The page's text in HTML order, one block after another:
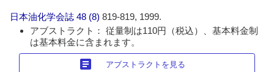
日本油化学会誌 48 (8)819-819, 1999.
アブストラクト： 従量制は110円（税込）、基本料金制
は基本料金に含まれます。
article アブストラクトを見る